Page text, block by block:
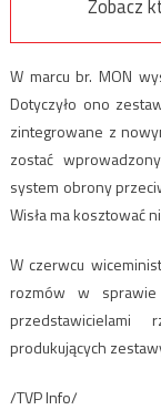
Zobacz
W marcu br. MON
Dotyczyło ono
zintegrowane z
zostać
system obrony
Wisła ma kosztować
W czerwcu
rozmów w
produkujących
/TVP Info/